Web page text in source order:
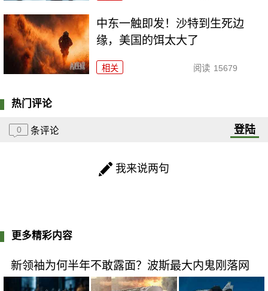
中东一触即发！沙特到生死边
缘，美国的饵太大了
相关 阅读 15679
热门评论
0 条评论 登陆
我来说两句
更多精彩内容
新领袖为何半年不敢露面？波斯最大内鬼刚落网